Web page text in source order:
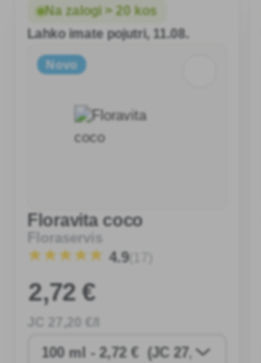
žuželkam.
Na zalogi > 20 kos
Lahko imate pojutri, 11.08.
Novo
Floravita coco
Floraservis
4.9(17)
2,72 €
27 ,20 €/l